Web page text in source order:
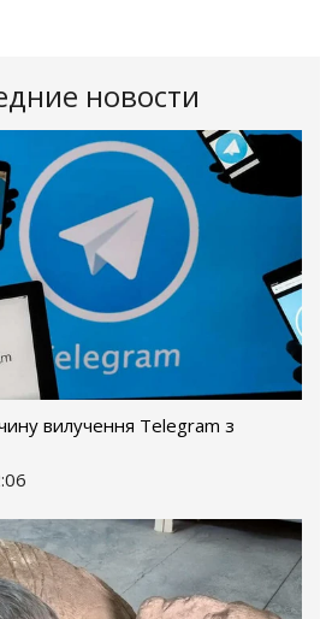
новости
вилучення Telegram з